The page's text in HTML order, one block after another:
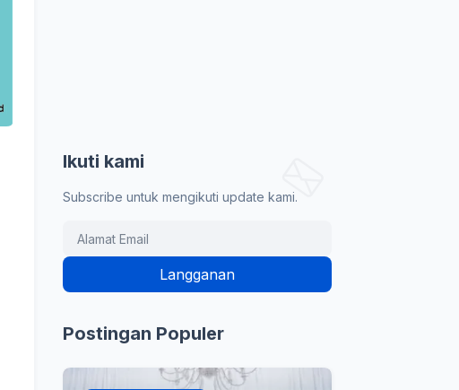
Ikuti kami
Subscribe untuk mengikuti update kami.
Postingan Populer